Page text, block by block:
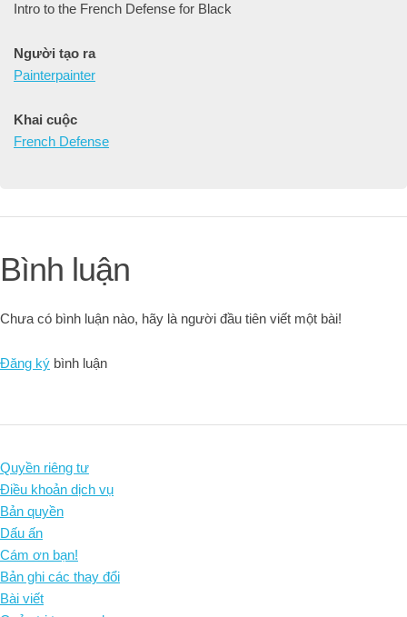
Intro to the French Defense for Black
Người tạo ra
Painterpainter
Khai cuộc
French Defense
Bình luận
Chưa có bình luận nào, hãy là người đầu tiên viết một bài!
Đăng ký bình luận
Quyền riêng tư
Điều khoản dịch vụ
Bản quyền
Dấu ấn
Cám ơn bạn!
Bản ghi các thay đổi
Bài viết